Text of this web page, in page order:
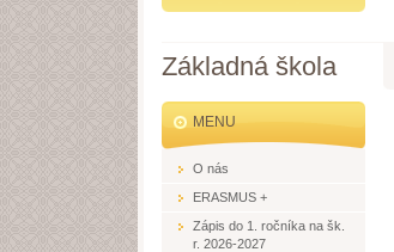
Základná škola
MENU
O nás
ERASMUS +
Zápis do 1. ročníka na šk.
r. 2026-2027